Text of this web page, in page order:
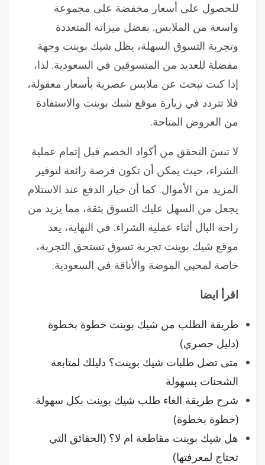
للحصول على أسعار مخفضة على مجموعة
واسعة من الملابس. بفضل ميزاته المتعددة
وتجربة التسوق السهلة، يظل شيك بوينت وجهة
مفضلة للعديد من المتسوقين في السعودية. لذا،
إذا كنت تبحث عن ملابس عصرية بأسعار معقولة،
فلا تتردد في زيارة موقع شيك بوينت والاستفادة
من العروض المتاحة.
لا تنسَ التحقق من أكواد الخصم قبل إتمام عملية
الشراء، حيث يمكن أن تكون فرصة رائعة لتوفير
المزيد من الأموال. كما أن خيار الدفع عند الاستلام
يجعل من السهل عليك التسوق بثقة، مما يزيد من
راحة البال أثناء عملية الشراء. في النهاية، يعد
موقع شيك بوينت تجربة تسوق تستحق التجربة،
خاصة لمحبي الموضة والأناقة في السعودية.
اقرأ ايضا
طريقة الطلب من شيك بوينت خطوة بخطوة
(دليل حصري)
متى تصل طلبات شيك بوينت؟ دليلك لمتابعة
الشحنات بسهولة
شرح طريقة الغاء طلب شيك بوينت بكل سهولة
(خطوة بخطوة)
هل شيك بوينت مقاطعة ام لا؟ (الحقائق التي
تحتاج لمعرفتها)